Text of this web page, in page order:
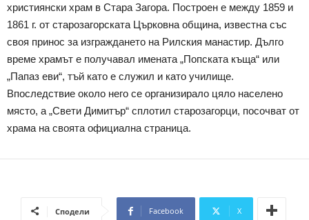
християнски храм в Стара Загора. Построен е между 1859 и
1861 г. от старозагорската Църковна община, известна със
своя принос за изграждането на Рилския манастир. Дълго
време храмът е получавал имената „Попската къща“ или
„Папаз еви“, тъй като е служил и като училище.
Впоследствие около него се организирало цяло населено
място, а „Свети Димитър“ сплотил старозагорци, посочват от
храма на своята официална страница.
Сподели Facebook X